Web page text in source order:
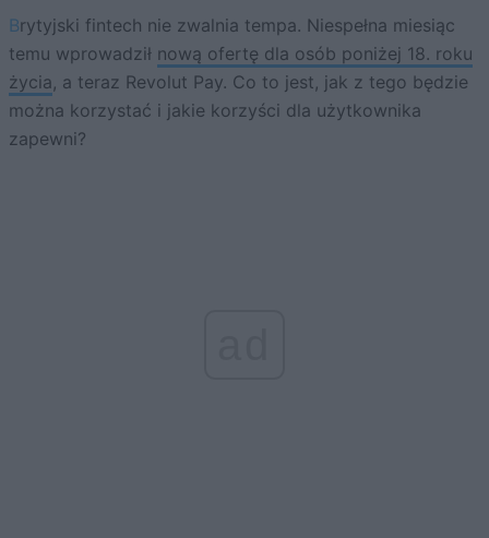
Brytyjski fintech nie zwalnia tempa. Niespełna miesiąc
temu wprowadził nową ofertę dla osób poniżej 18. roku
życia, a teraz Revolut Pay. Co to jest, jak z tego będzie
można korzystać i jakie korzyści dla użytkownika
zapewni?